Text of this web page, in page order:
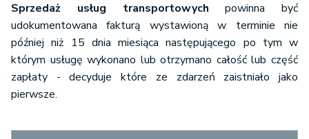
Sprzedaż usług transportowych powinna być
udokumentowana fakturą wystawioną w terminie nie
później niż 15 dnia miesiąca następującego po tym w
którym usługę wykonano lub otrzymano całość lub część
zapłaty - decyduje które ze zdarzeń zaistniało jako
pierwsze.